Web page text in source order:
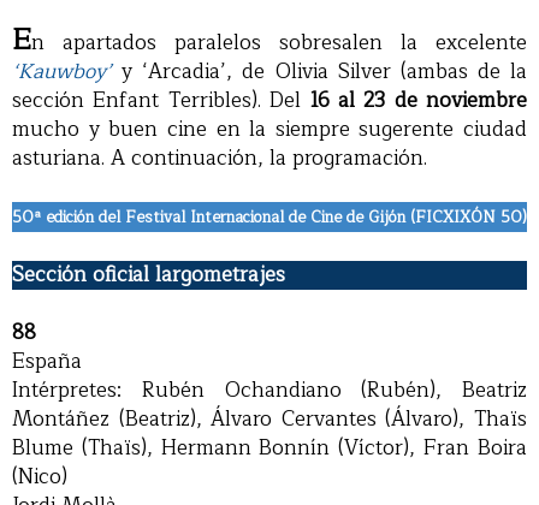
En apartados paralelos sobresalen la excelente
‘Kauwboy’y ‘Arcadia’, de Olivia Silver (ambas de la
sección Enfant Terribles). Del 16 al 23 de noviembre
mucho y buen cine en la siempre sugerente ciudad
asturiana. A continuación, la programación.
50ª edición del Festival Internacional de Cine de Gijón (FICXIXÓN 50)
Sección oficial largometrajes
88
España
Intérpretes: Rubén Ochandiano (Rubén), Beatriz
Montáñez (Beatriz), Álvaro Cervantes (Álvaro), Thaïs
Blume (Thaïs), Hermann Bonnín (Víctor), Fran Boira
(Nico)